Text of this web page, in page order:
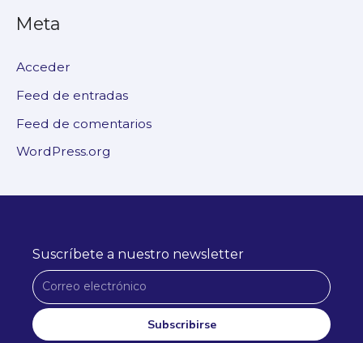
Meta
Acceder
Feed de entradas
Feed de comentarios
WordPress.org
Suscríbete a nuestro newsletter
C
o
r
r
Subscribirse